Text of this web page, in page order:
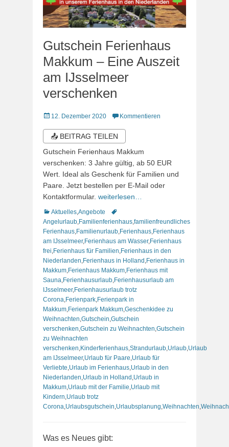
Gutschein Ferienhaus
Makkum – Eine Auszeit
am IJsselmeer
verschenken
Veröffentlicht
12. Dezember 2020 Kommentieren
📤 BEITRAG TEILEN
Gutschein Ferienhaus Makkum
verschenken: 3 Jahre gültig, ab 50 EUR
Wert. Ideal als Geschenk für Familien und
Paare. Jetzt bestellen per E-Mail oder
Kontaktformular. weiterlesen…
Kategorien
Aktuelles Angebote
Schlagworte
Angelurlaub Familienferienhaus familienfreundliches
Ferienhaus Familienurlaub Ferienhaus Ferienhaus
am IJsselmeer, Ferienhaus am Wasser, Ferienhaus
frei Ferienhaus für Familien Ferienhaus in den
Niederlanden Ferienhaus in Holland Ferienhaus in
Makkum Ferienhaus Makkum Ferienhaus mit
Sauna Ferienhausurlaub Ferienhausurlaub am
IJsselmeer, Ferienhausurlaub trotz
Corona Ferienpark Ferienpark in
Makkum Ferienpark Makkum Geschenkidee zu
Weihnachten Gutschein Gutschein
verschenken Gutschein zu Weihnachten Gutschein
zu Weihnachten
verschenken Kinderferienhaus Strandurlaub Urlaub Urlaub
am IJsselmeer, Urlaub für Paare Urlaub für
Verliebte Urlaub im Ferienhaus Urlaub in den
Niederlanden Urlaub in Holland Urlaub in
Makkum Urlaub mit der Familie Urlaub mit
Kindern Urlaub trotz
Corona Urlaubsgutschein Urlaubsplanung Weihnachten
Was es Neues gibt: